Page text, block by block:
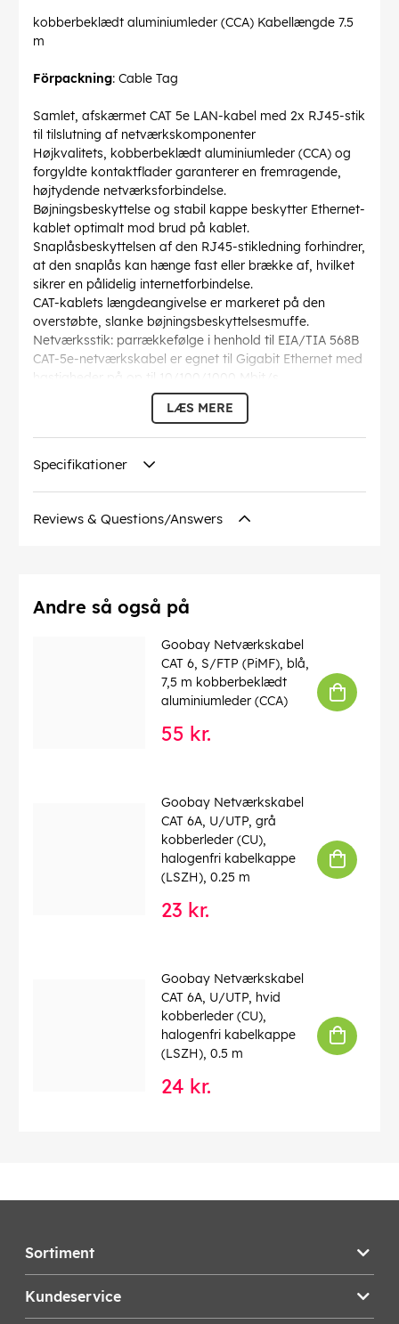
kobberbeklædt aluminiumleder (CCA) Kabellængde 7.5
m
Förpackning: Cable Tag
Samlet, afskærmet CAT 5e LAN-kabel med 2x RJ45-stik
til tilslutning af netværkskomponenter
Højkvalitets, kobberbeklædt aluminiumleder (CCA) og
forgyldte kontaktflader garanterer en fremragende,
højtydende netværksforbindelse.
Bøjningsbeskyttelse og stabil kappe beskytter Ethernet-
kablet optimalt mod brud på kablet.
Snaplåsbeskyttelsen af den RJ45-stikledning forhindrer,
at den snaplås kan hænge fast eller brække af, hvilket
sikrer en pålidelig internetforbindelse.
CAT-kablets længdeangivelse er markeret på den
overstøbte, slanke bøjningsbeskyttelsesmuffe.
Netværksstik: parrækkefølge i henhold til EIA/TIA 568B
CAT-5e-netværkskabel er egnet til Gigabit Ethernet med
hastigheder på op til 10/100/1000 Mbit/s
: 27/7 (stranded)
: 36.8 mm
Specifikation: CAT 5e
Afskærmning klasse
Forbindelser: EIA/TIA-568 B
Driftstemperatur op til: 60 °C
Kabeltype: Rundkabel
Materiale kabelkappe : PVC
Inder leder materiale: CCA (kobberbeklædt aluminium)
Tilslutning, afskærmning : nej
4040849683855
LÆS MERE
Specifikationer
Reviews & Questions/Answers
Andre så også på
Goobay Netværkskabel
CAT 6, S/FTP (PiMF), blå,
7,5 m kobberbeklædt
aluminiumleder (CCA)
55 kr.
Goobay Netværkskabel
CAT 6A, U/UTP, grå
kobberleder (CU),
halogenfri kabelkappe
(LSZH), 0.25 m
23 kr.
Goobay Netværkskabel
CAT 6A, U/UTP, hvid
kobberleder (CU),
halogenfri kabelkappe
(LSZH), 0.5 m
24 kr.
Sortiment
Kundeservice